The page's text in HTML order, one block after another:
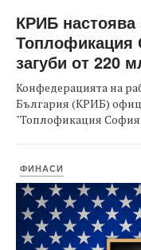
КРИБ настоява
Топлофикация
загуби от 220
Конфедерацията на
България (КРИБ)
"Топлофикация
ФИНАСИ